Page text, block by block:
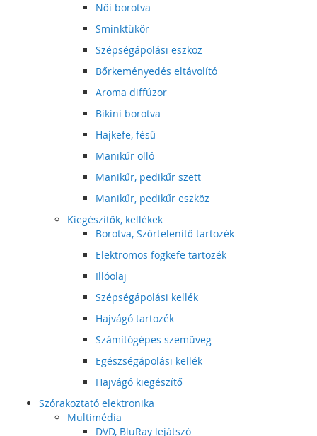
Női borotva
Sminktükör
Szépségápolási eszköz
Bőrkeményedés eltávolító
Aroma diffúzor
Bikini borotva
Hajkefe, fésű
Manikűr olló
Manikűr, pedikűr szett
Manikűr, pedikűr eszköz
Kiegészítők, kellékek
Borotva, Szőrtelenítő tartozék
Elektromos fogkefe tartozék
Illóolaj
Szépségápolási kellék
Hajvágó tartozék
Számítógépes szemüveg
Egészségápolási kellék
Hajvágó kiegészítő
Szórakoztató elektronika
Multimédia
DVD, BluRay lejátszó